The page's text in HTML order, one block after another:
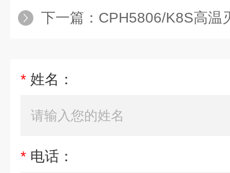
下一篇： CPH5806/K8S高温灭
* 姓名：
* 电话：